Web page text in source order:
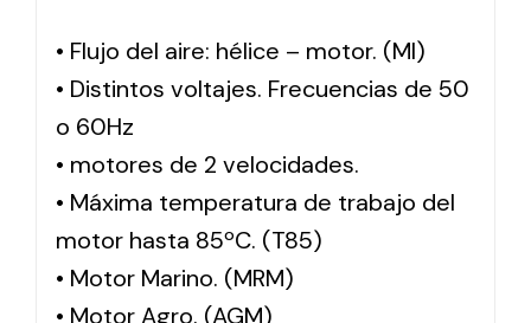
• Flujo del aire: hélice – motor. (MI)
• Distintos voltajes. Frecuencias de 50
o 60Hz
• motores de 2 velocidades.
• Máxima temperatura de trabajo del
motor hasta 85ºC. (T85)
• Motor Marino. (MRM)
• Motor Agro. (AGM)